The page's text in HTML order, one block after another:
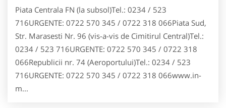
Piata Centrala FN (la subsol)Tel.: 0234 / 523
716URGENTE: 0722 570 345 / 0722 318 066Piata Sud,
Str. Marasesti Nr. 96 (vis-a-vis de Cimitirul Central)Tel.:
0234 / 523 716URGENTE: 0722 570 345 / 0722 318
066Republicii nr. 74 (Aeroportului)Tel.: 0234 / 523
716URGENTE: 0722 570 345 / 0722 318 066www.in-
m...